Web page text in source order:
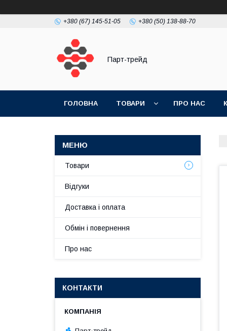
+380 (67) 145-51-05 +380 (50) 138-88-70
Парт-трейд
ГОЛОВНА ТОВАРИ ПРО НАС
Товари
Відгуки
Доставка і оплата
Обмін і повернення
Про нас
КОНТАКТИ